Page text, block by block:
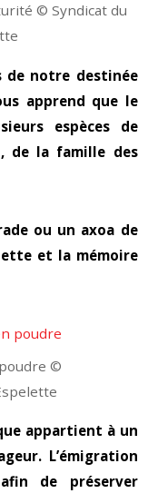
© Syndicat du
de notre destinée
apprend que le
espèces de
de la famille des
ou un axoa de
et la mémoire
©
appartient à un
L’émigration
de préserver